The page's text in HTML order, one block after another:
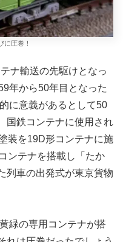
に圧巻！
ナ輸送の先駆けとなっ
年から50年目となった
に意義があるとして50
国鉄コンテナに使用され
装を19D形コンテナに施
ンテナを搭載し「たか
列車の出発式が東京貨物
緑の専用コンテナが搭